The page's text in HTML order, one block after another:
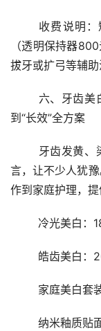
（透明保持器
拔牙或扩弓等辅助
到“长效”全方案
言，让不少人犹
作到家庭护理，提
冷光美白：
皓齿美白：
家庭美白套
纳米釉质